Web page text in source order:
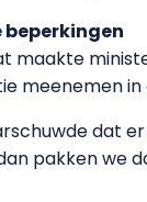
maakte
meenemen
dat
pakken we